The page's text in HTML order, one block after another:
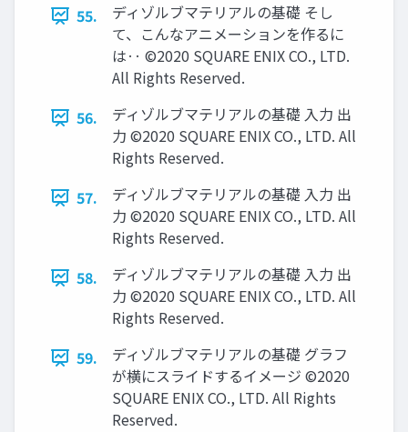
55.
ディゾルブマテリアルの基礎 そし
て、こんなアニメーションを作るに
は‥ ©2020 SQUARE ENIX CO., LTD.
All Rights Reserved.
56.
ディゾルブマテリアルの基礎 入力 出
力 ©2020 SQUARE ENIX CO., LTD. All
Rights Reserved.
57.
ディゾルブマテリアルの基礎 入力 出
力 ©2020 SQUARE ENIX CO., LTD. All
Rights Reserved.
58.
ディゾルブマテリアルの基礎 入力 出
力 ©2020 SQUARE ENIX CO., LTD. All
Rights Reserved.
59.
ディゾルブマテリアルの基礎 グラフ
が横にスライドするイメージ ©2020
SQUARE ENIX CO., LTD. All Rights
Reserved.